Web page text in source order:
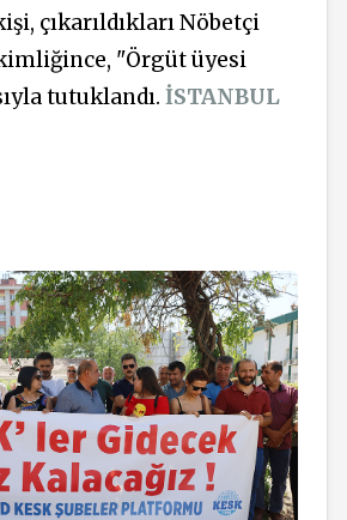
çıkarıldıkları Nöbetçi
"Örgüt üyesi
tutuklandı. İSTANBUL